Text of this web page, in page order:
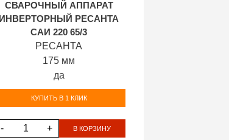
СВАРОЧНЫЙ АППАРАТ
ИНВЕРТОРНЫЙ РЕСАНТА
САИ 220 65/3
РЕСАНТА
175 мм
да
КУПИТЬ В 1 КЛИК
- + В КОРЗИНУ